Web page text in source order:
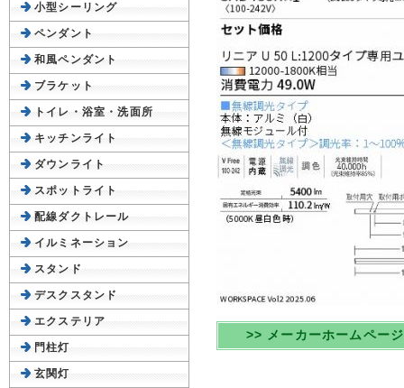
>> メーカーホームペー
小型シーリング
ペンダント
和風ペンダント
ブラケット
トイレ・浴室・洗面所
キッチンライト
ダウンライト
スポットライト
配線ダクトレール
イルミネーション
スタンド
デスクスタンド
エクステリア
門柱灯
玄関灯